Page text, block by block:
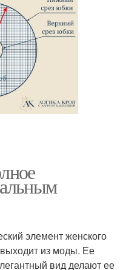
элемент женского
из моды. Ее
вид делают ее